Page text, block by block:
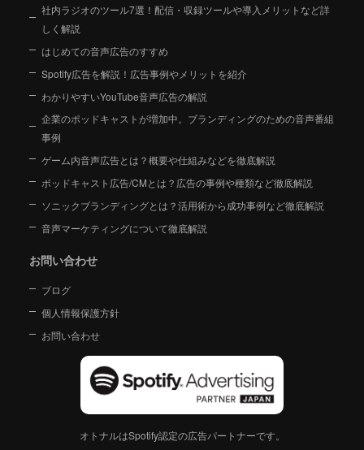
社内ラジオのツール7選！配信・収録ツールや導入メリットなど詳
しく解説
はじめての音声広告のすすめ
Spotify広告を解説！広告事例やメリットを紹介
わかりやすいYouTube音声広告の解説
企業のポッドキャストが増加中。ブランディングのための音声番組
事例
ゲーム内音声広告とは？概要や仕組みなどを徹底解説
ポッドキャスト広告/CMとは？広告の事例や種類など徹底解説
ソニックブランディングとは？活用術から成功事例など徹底解説
音声マーケティングについて徹底解説
お問い合わせ
ブログ
個人情報保護方針
お問い合わせ
オトナルはSpotify認定の広告パートナーです。